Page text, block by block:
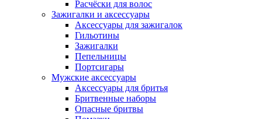
Расчёски для волос
Зажигалки и аксессуары
Аксессуары для зажигалок
Гильотины
Зажигалки
Пепельницы
Портсигары
Мужские аксессуары
Аксессуары для бритья
Бритвенные наборы
Опасные бритвы